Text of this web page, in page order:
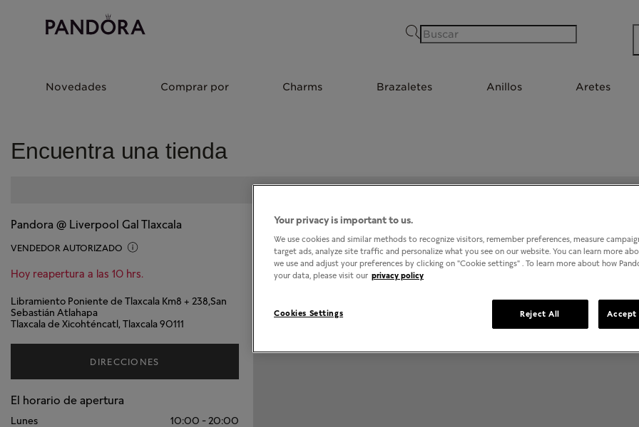
Buscar
Novedades Comprar por Charms Brazaletes Anillos Aretes
Encuentra una tienda
PANDORA @ LIVERPOOL GAL TLAXCALA
Pandora @ Liverpool Gal Tlaxcala
VENDEDOR AUTORIZADO
Hoy reapertura a las 10 hrs.
Libramiento Poniente de Tlaxcala Km8 + 238,San
Sebastián Atlahapa
Tlaxcala de Xicohténcatl, Tlaxcala 90111
DIRECCIONES
El horario de apertura
Lunes 10:00 -20:00
Your privacy is important to us.
We use cookies and similar methods to recognize visitors, remember preferences, measure
target ads, analyze site traffic and personalize what you see on our website. You can learn more
we use and adjust your preferences by clicking on "Cookie settings" . To learn more about how
your data, please visit our privacy policy
Cookies Settings Reject All Accept